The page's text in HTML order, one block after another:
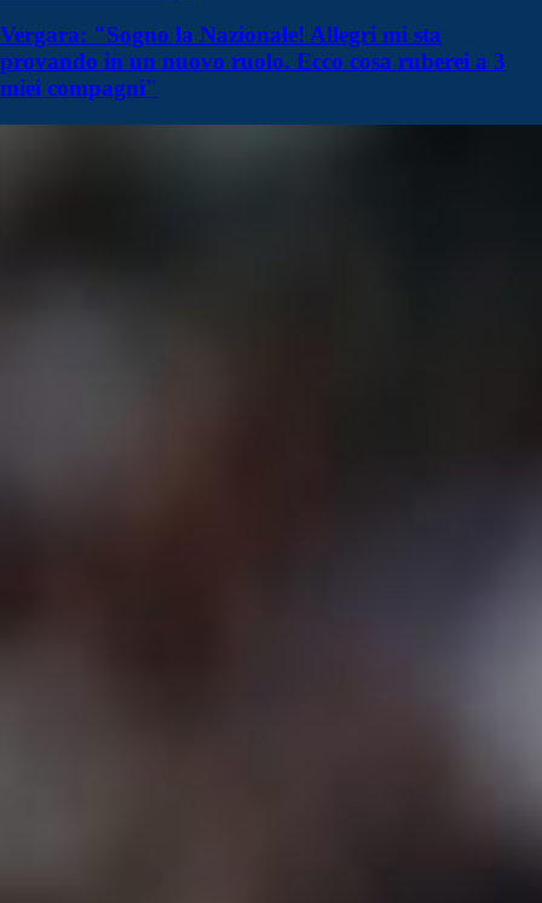
Vergara: "Sogno la Nazionale! Allegri mi sta
provando in un nuovo ruolo. Ecco cosa ruberei a 3
miei compagni"